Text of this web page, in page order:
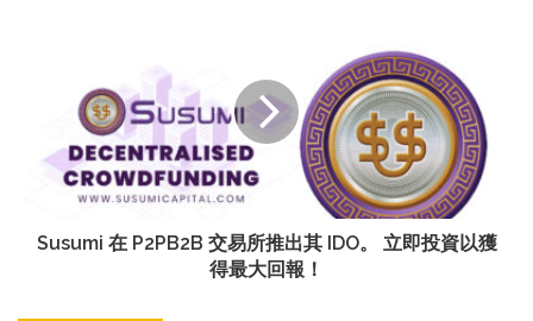
Susumi 在 P2PB2B 交易所推出其 IDO。 立即投資以獲
得最大回報！